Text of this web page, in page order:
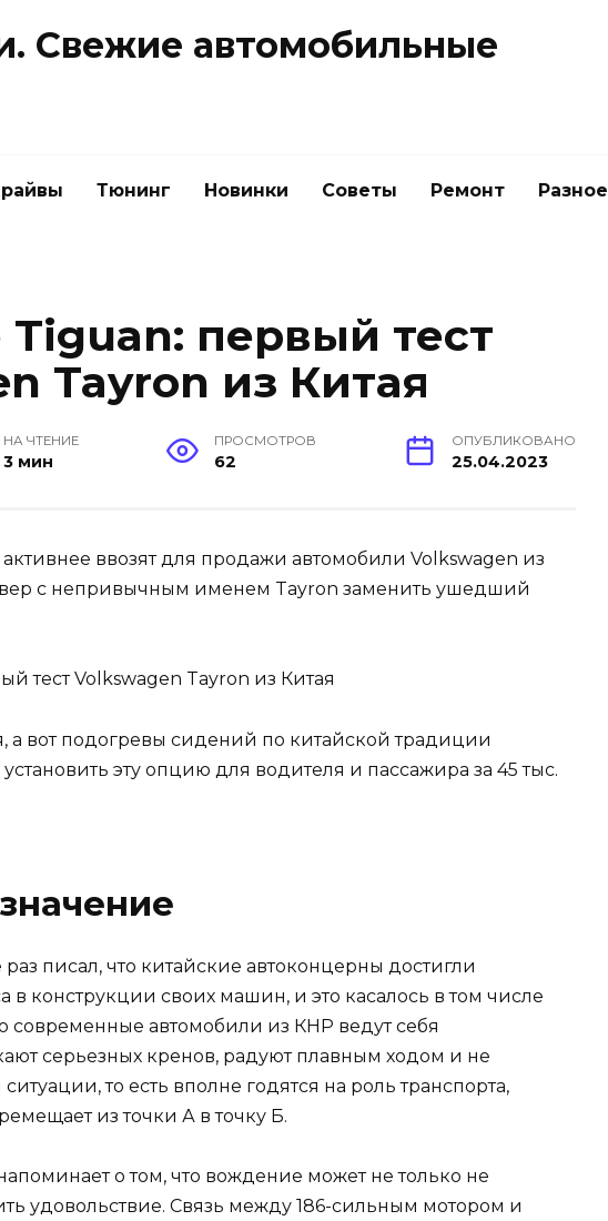
Свежие автомобильные
Тюнинг Новинки Советы Ремонт Разное
первый тест
Tayron из Китая
НА ЧТЕНИЕ
3 мин
ПРОСМОТРОВ
62
ОПУБЛИКОВАНО
25.04.2023
ввозят для продажи автомобили Volkswagen из
с непривычным именем Tayron заменить ушедший
а вот подогревы сидений по китайской традиции
установить эту опцию для водителя и пассажира за 45 тыс.
писал, что китайские автоконцерны достигли
в конструкции своих машин, и это касалось в том числе
современные автомобили из КНР ведут себя
серьезных кренов, радуют плавным ходом и не
то есть вполне годятся на роль транспорта,
из точки А в точку Б.
о том, что вождение может не только не
удовольствие. Связь между 186-сильным мотором и